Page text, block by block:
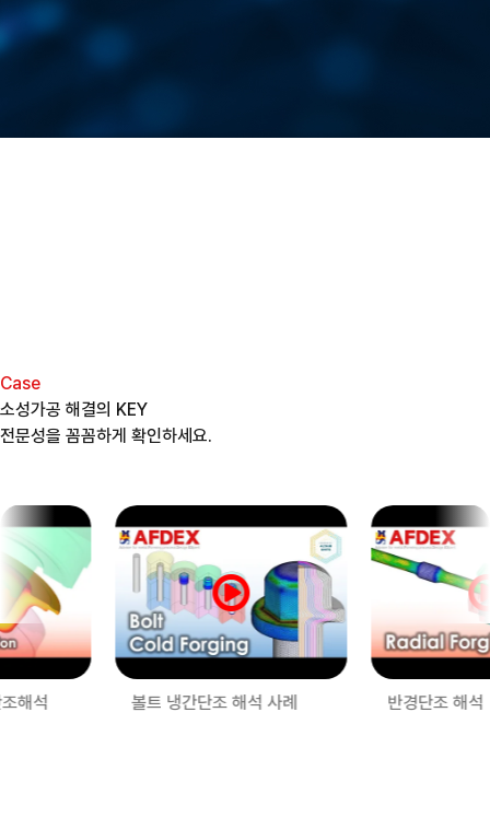
Case
소성가공 해결의 KEY
전문성을 꼼꼼하게 확인하세요.
볼트 냉간단조 해석 사례 반경단조 해석